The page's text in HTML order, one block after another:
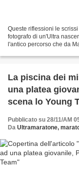
Queste riflessioni le
fotografo di un'Ultra
l'antico percorso che da
La piscina dei
una platea
scena lo Young
Pubblicato su 28/11/AM
Da Ultramaratone,